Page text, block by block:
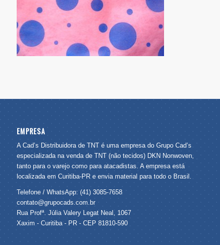
EMPRESA
A Cad’s Distribuidora de TNT é uma empresa do Grupo Cad’s
especializada na venda de TNT (não tecidos) DKN Nonwoven,
tanto para o varejo como para atacadistas. A empresa está
localizada em Curitiba-PR e envia material para todo o Brasil.
Telefone / WhatsApp: (41) 3085-7658
contato@grupocads.com.br
Rua Profª. Júlia Valery Legat Neal, 1067
Xaxim - Curitiba - PR - CEP 81810-590